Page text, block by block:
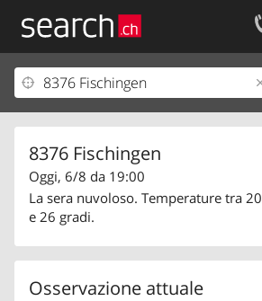
8376 Fischingen
Oggi, 6/8 da 19:00
La sera nuvoloso. Temperature tra 20
e 26 gradi.
Osservazione attuale
Il vostro profolio
Area clienti
Informazioni Legali